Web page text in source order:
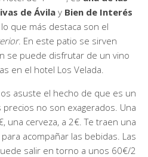
de Ávila y Bien de Interés
lo que más destaca son el
. En este patio se sirven
se puede disfrutar de un vino
en el hotel Los Velada.
asuste el hecho de que es un
no son exagerados. Una
una cerveza, a 2€. Te traen una
acompañar las bebidas. Las
salir en torno a unos 60€/2